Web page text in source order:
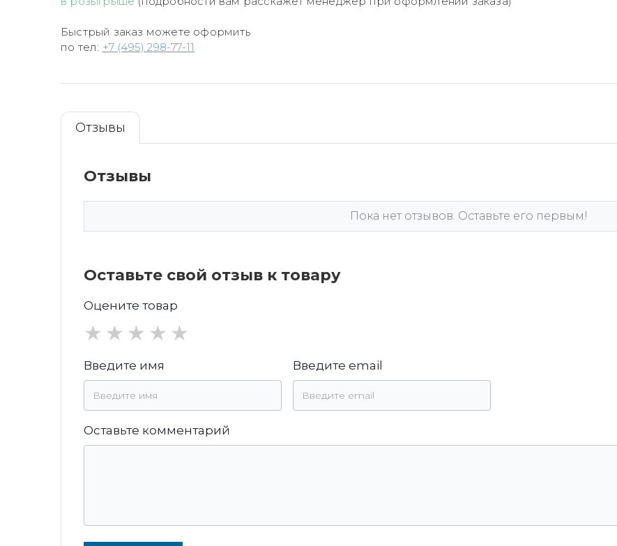
Быстрый заказ можете оформить
по тел: +7 (495) 298-77-11
Отзывы
Отзывы
Пока нет отзывов. Оставьте его первым!
Оставьте свой отзыв к товару
Оцените товар
★
★
★
★
★
Введите имя Введите email
Оставьте комментарий